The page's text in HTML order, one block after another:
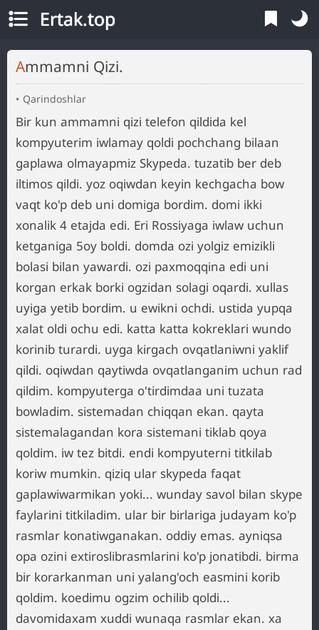
Ertak.top
Ammamni Qizi.
Qarindoshlar
Bir kun ammamni qizi telefon qildida kel
kompyuterim iwlamay qoldi pochchang bilaan
gaplawa olmayapmiz Skypeda. tuzatib ber deb
iltimos qildi. yoz oqiwdan keyin kechgacha bow
vaqt ko'p deb uni domiga bordim. domi ikki
xonalik 4 etajda edi. Eri Rossiyaga iwlaw uchun
ketganiga 5oy boldi. domda ozi yolgiz emizikli
bolasi bilan yawardi. ozi paxmoqqina edi uni
korgan erkak borki ogzidan solagi oqardi. xullas
uyiga yetib bordim. u ewikni ochdi. ustida yupqa
xalat oldi ochu edi. katta katta kokreklari wundo
korinib turardi. uyga kirgach ovqatlaniwni yaklif
qildi. oqiwdan qaytiwda ovqatlanganim uchun rad
qildim. kompyuterga o'tirdimdaa uni tuzata
bowladim. sistemadan chiqqan ekan. qayta
sistemalagandan kora sistemani tiklab qoya
qoldim. iw tez bitdi. endi kompyuterni titkilab
koriw mumkin. qiziq ular skypeda faqat
gaplawiwarmikan yoki... wunday savol bilan skype
faylarini titkiladim. ular bir birlariga judayam ko'p
rasmlar konatiwganakan. oddiy emas. ayniqsa
opa ozini extiroslibrasmlarini ko'p jonatibdi. birma
bir korarkanman uni yalang'och easmini korib
qoldim. koedimu ogzim ochilib qoldi...
davomidaxam xuddi wunaqa rasmlar ekan. xa